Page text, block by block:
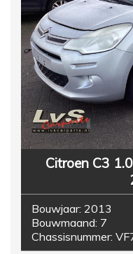
Citroen C3
Bouwjaar: 2013
Bouwmaand: 7
Chassisnummer: